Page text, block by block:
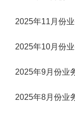
2025年11月份
2025年10月份
2025年9月份业
2025年8月份业